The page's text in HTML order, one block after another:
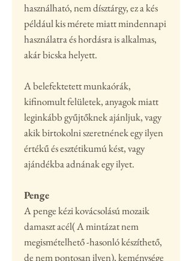
használható, nem dísztárgy, ez a kés
például kis mérete miatt mindennapi
használatra és hordásra is alkalmas,
akár bicska helyett.
A belefektetett munkaórák,
kifinomult felületek, anyagok miatt
leginkább gyűjtőknek ajánljuk, vagy
akik birtokolni szeretnének egy ilyen
értékű és esztétikumú kést, vagy
ajándékba adnának egy ilyet.
Penge
A penge kézi kovácsolású mozaik
damaszt acél( A mintázat nem
megismételhető -hasonló készíthető,
de nem pontosan ilyen), keménysége